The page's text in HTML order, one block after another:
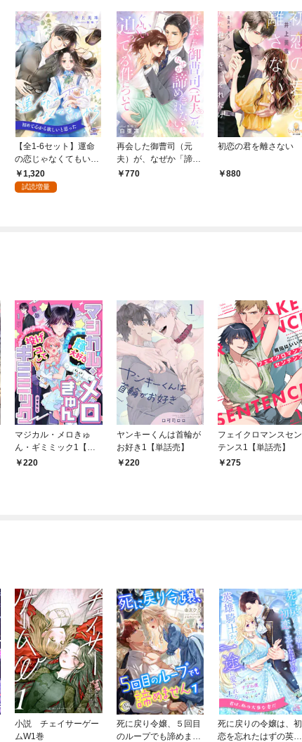
【全1-6セット】運命
の恋じゃなくてもいい
から【イラスト付】
1,320
試読増量
再会した御曹司（元
夫）が、なぜか「諦め
きれない」とぐいぐい
770
初恋の君を離さない
880
マジカル・メロきゅ
ん・ギミミック1【単
話売】
220
ヤンキーくんは首輪が
お好き1【単話売】
220
フェイクロマンスセン
テンス1【単話売】
275
小説 チェイサーゲー
ムW1巻
死に戻り令嬢、５回目
のループでも諦めませ
死に戻りの令嬢は、初
恋を忘れたはずの英雄